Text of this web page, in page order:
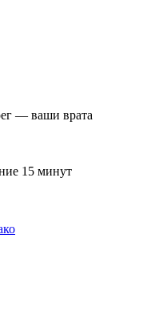
— ваши врата
15 минут